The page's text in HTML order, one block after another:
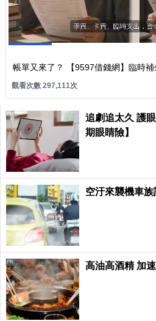
帳單又來了？ 【9597借錢網】臨時補
觀看次數 297,111次
追劇追太久 護
期眼睛險】
PR
空汙來襲機車
PR
高油高酒精 加
PR